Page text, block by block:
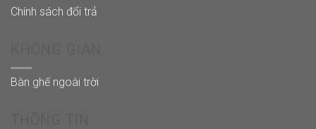
Chính sách đổi trả
Bàn ghế ngoài trời